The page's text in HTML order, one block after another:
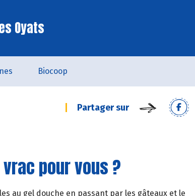
Oyats
Biocoop
Partager sur
pour vous ?
au gel douche en passant par les gâteaux et le